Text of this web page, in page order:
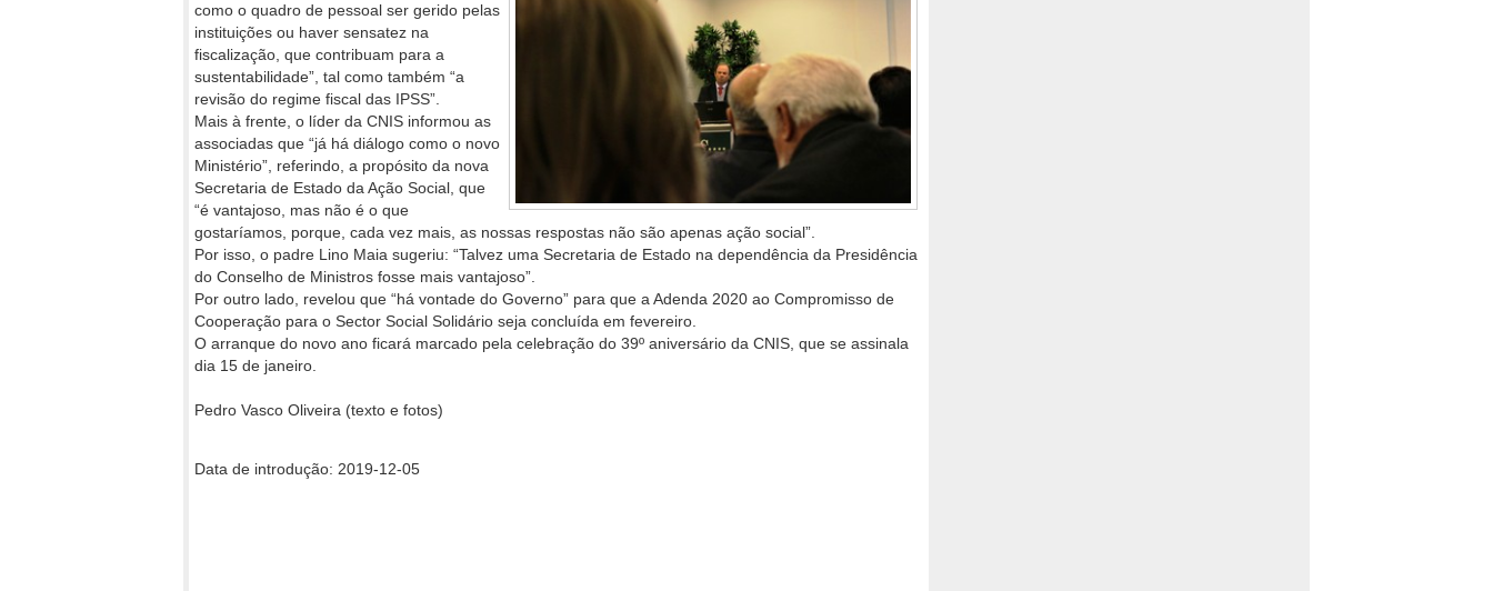
como o quadro de pessoal ser gerido pelas
instituições ou haver sensatez na
fiscalização, que contribuam para a
sustentabilidade”, tal como também “a
revisão do regime fiscal das IPSS”.
Mais à frente, o líder da CNIS informou as
associadas que “já há diálogo como o novo
Ministério”, referindo, a propósito da nova
Secretaria de Estado da Ação Social, que
“é vantajoso, mas não é o que
gostaríamos, porque, cada vez mais, as nossas respostas não são apenas ação social”.
Por isso, o padre Lino Maia sugeriu: “Talvez uma Secretaria de Estado na dependência da Presidência
do Conselho de Ministros fosse mais vantajoso”.
Por outro lado, revelou que “há vontade do Governo” para que a Adenda 2020 ao Compromisso de
Cooperação para o Sector Social Solidário seja concluída em fevereiro.
O arranque do novo ano ficará marcado pela celebração do 39º aniversário da CNIS, que se assinala
dia 15 de janeiro.
Pedro Vasco Oliveira (texto e fotos)
Data de introdução: 2019-12-05